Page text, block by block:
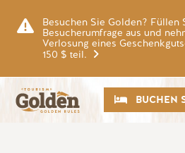
Besuchen Sie Golden? Füllen
Besucherumfrage aus und
Verlosung eines
150 $ teil.
CTABUCHEN